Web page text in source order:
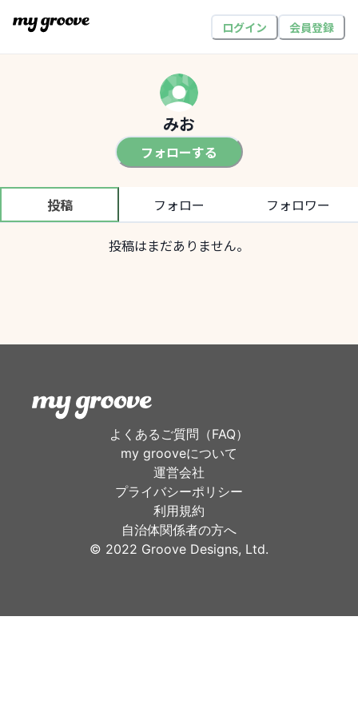
ログイン 会員登録
みお
フォローする
投稿 フォロー フォロワー
投稿はまだありません。
よくあるご質問（FAQ）
my grooveについて
運営会社
プライバシーポリシー
利用規約
自治体関係者の方へ
©︎ 2022 Groove Designs, Ltd.